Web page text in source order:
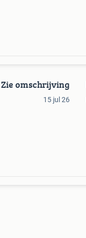
Zie omschrijving
15 jul 26